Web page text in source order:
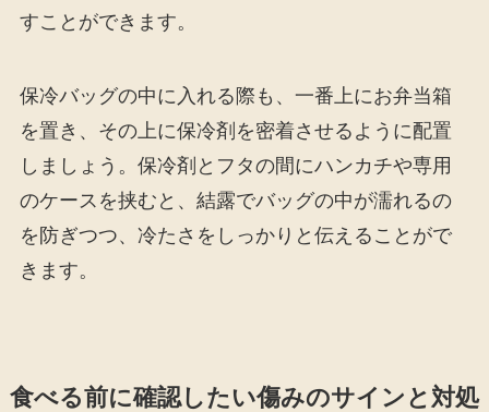
すことができます。
保冷バッグの中に入れる際も、一番上にお弁当箱
を置き、その上に保冷剤を密着させるように配置
しましょう。保冷剤とフタの間にハンカチや専用
のケースを挟むと、結露でバッグの中が濡れるの
を防ぎつつ、冷たさをしっかりと伝えることがで
きます。
食べる前に確認したい傷みのサインと対処